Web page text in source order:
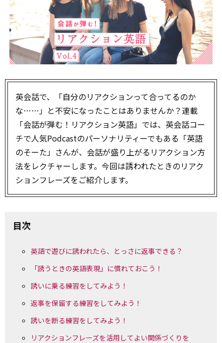
英会話で、「自分のリアクションって合ってるのか
な……」と不安になったことはありませんか？連載
「会話が弾む！リアクション英語」では、英会話コー
チで人気Podcastのパーソナリティーでもある「英語
のそーた」さんが、会話が盛り上がるリアクション方
法をレクチャーします。今回は誘われたときのリアク
ションフレーズをご紹介します。
目次
英語で遊びに誘われたら、とっさに返事できる？
「誘うときの英語表現」に慣れておこう！
誘いに乗る練習をしてみよう！
返事を保留する練習をしてみよう！
誘いを断る練習をしてみよう！
リアクションフレーズを活用してよい関係づくりを